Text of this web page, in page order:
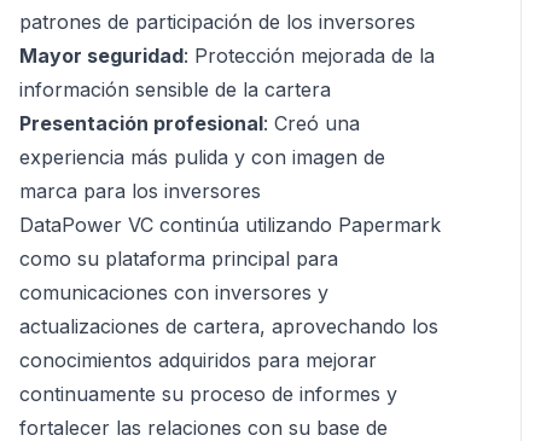
patrones de participación de los inversores
Mayor seguridad: Protección mejorada de la
información sensible de la cartera
Presentación profesional: Creó una
experiencia más pulida y con imagen de
marca para los inversores
DataPower VC continúa utilizando Papermark
como su plataforma principal para
comunicaciones con inversores y
actualizaciones de cartera, aprovechando los
conocimientos adquiridos para mejorar
continuamente su proceso de informes y
fortalecer las relaciones con su base de